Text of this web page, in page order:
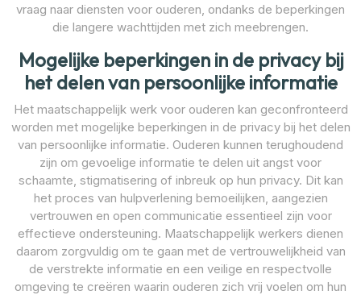
vraag naar diensten voor ouderen, ondanks de beperkingen
die langere wachttijden met zich meebrengen.
Mogelijke beperkingen in de privacy bij
het delen van persoonlijke informatie
Het maatschappelijk werk voor ouderen kan geconfronteerd
worden met mogelijke beperkingen in de privacy bij het delen
van persoonlijke informatie. Ouderen kunnen terughoudend
zijn om gevoelige informatie te delen uit angst voor
schaamte, stigmatisering of inbreuk op hun privacy. Dit kan
het proces van hulpverlening bemoeilijken, aangezien
vertrouwen en open communicatie essentieel zijn voor
effectieve ondersteuning. Maatschappelijk werkers dienen
daarom zorgvuldig om te gaan met de vertrouwelijkheid van
de verstrekte informatie en een veilige en respectvolle
omgeving te creëren waarin ouderen zich vrij voelen om hun